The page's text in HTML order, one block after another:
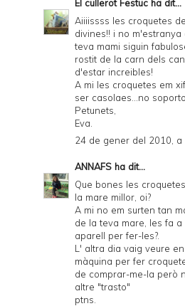
El cullerot Festuc ha dit...
Aiiiissss les croquetes
divines!! i no m'estranya
teva mami siguin
rostit de la carn dels
d'estar increibles!
A mi les croquetes em
ser casolaes...no
Petunets,
Eva.
24 de gener del 2010, a
ANNAFS ha dit...
Que bones les
la mare millor, oi?
A mi no em surten tan
de la teva mare, les fa a
aparell per fer-les?.
L' altra dia vaig veure
màquina per fer
de comprar-me-la però
altre "trasto"
ptns.